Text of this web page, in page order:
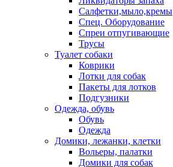
Салфетки,мыло,кремы
Спец. Оборудование
Спреи отпугивающие
Трусы
Туалет собаки
Коврики
Лотки для собак
Пакеты для лотков
Подгузники
Одежда, обувь
Обувь
Одежда
Домики, лежанки, клетки
Вольеры, палатки
Домики для собак